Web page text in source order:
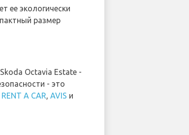
ее экологически
размер
Octavia Estate -
- это
A CAR, AVIS и